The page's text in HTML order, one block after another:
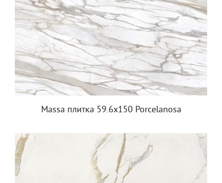
Massa плитка 59.6x150 Porcelanosa